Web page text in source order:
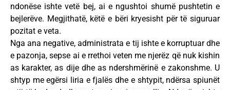
ndonëse ishte vetë bej, ai e ngushtoi shumë pushtetin e
bejlerëve. Megjithatë, këtë e bëri kryesisht për të siguruar
pozitat e veta.
Nga ana negative, administrata e tij ishte e korruptuar dhe
e pazonja, sepse ai e rrethoi veten me njerëz që nuk kishin
as karakter, as dije dhe as ndershmërinë e zakonshme. U
shtyp me egërsi liria e fjalës dhe e shtypit, ndërsa spiunët